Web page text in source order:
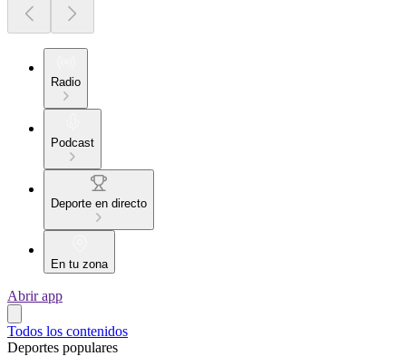
Radio
Podcast
Deporte en directo
En tu zona
Abrir app
Todos los contenidos
Deportes populares